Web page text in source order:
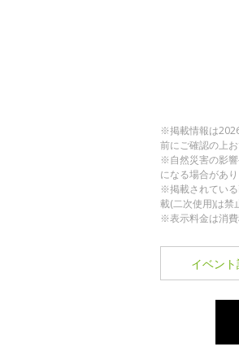
※掲載情報は
前にご確認の上お
※自然災害の影
になる場合があり
※掲載されてい
載(二次使用)は禁
※表示料金は消費
イベン